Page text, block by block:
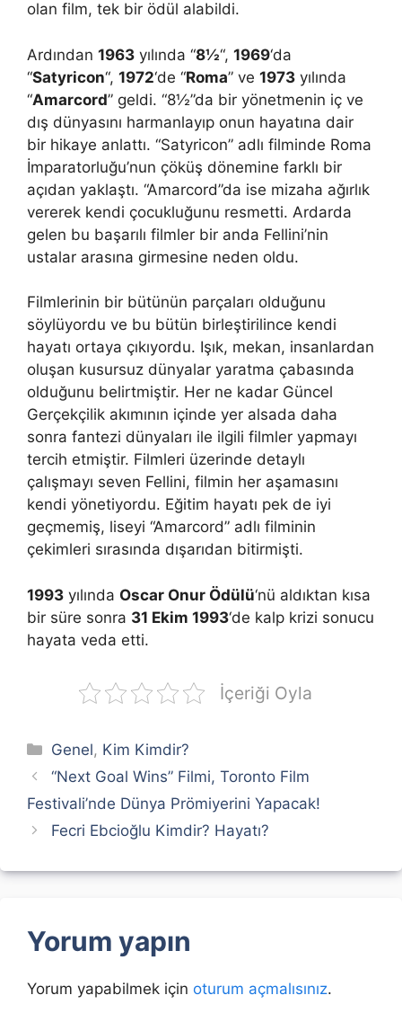
olan film, tek bir ödül alabildi.
Ardından 1963 yılında “8½“, 1969‘da
“Satyricon“, 1972‘de “Roma” ve 1973 yılında
“Amarcord” geldi. “8½”da bir yönetmenin iç ve
dış dünyasını harmanlayıp onun hayatına dair
bir hikaye anlattı. “Satyricon” adlı filminde Roma
İmparatorluğu’nun çöküş dönemine farklı bir
açıdan yaklaştı. “Amarcord”da ise mizaha ağırlık
vererek kendi çocukluğunu resmetti. Ardarda
gelen bu başarılı filmler bir anda Fellini’nin
ustalar arasına girmesine neden oldu.
Filmlerinin bir bütünün parçaları olduğunu
söylüyordu ve bu bütün birleştirilince kendi
hayatı ortaya çıkıyordu. Işık, mekan, insanlardan
oluşan kusursuz dünyalar yaratma çabasında
olduğunu belirtmiştir. Her ne kadar Güncel
Gerçekçilik akımının içinde yer alsada daha
sonra fantezi dünyaları ile ilgili filmler yapmayı
tercih etmiştir. Filmleri üzerinde detaylı
çalışmayı seven Fellini, filmin her aşamasını
kendi yönetiyordu. Eğitim hayatı pek de iyi
geçmemiş, liseyi “Amarcord” adlı filminin
çekimleri sırasında dışarıdan bitirmişti.
1993 yılında Oscar Onur Ödülü‘nü aldıktan kısa
bir süre sonra 31 Ekim 1993‘de kalp krizi sonucu
hayata veda etti.
İçeriği Oyla
Kategoriler
Genel, Kim Kimdir?
“Next Goal Wins” Filmi, Toronto Film
Festivali’nde Dünya Prömiyerini Yapacak!
Fecri Ebcioğlu Kimdir? Hayatı?
Yorum yapın
Yorum yapabilmek için oturum açmalısınız.